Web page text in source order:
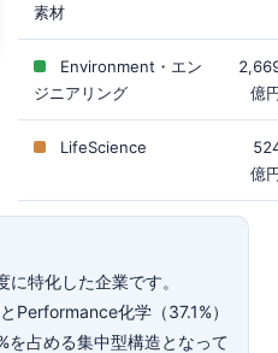
素材
Environment・エン
ジニアリング
億
LifeScience
億
特化した企業です。
Performance化学（37.1%）
占める集中型構造となって